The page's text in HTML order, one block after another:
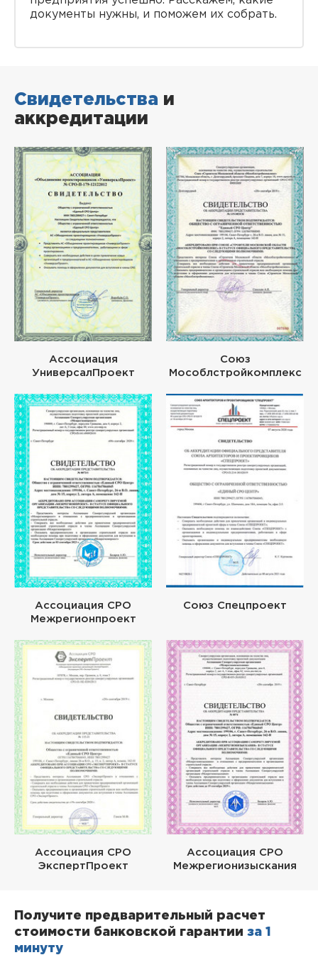
документы нужны, и поможем их собрать.
Свидетельства и
аккредитации
Ассоциация
УниверсалПроект
Союз
Мособлстройкомплекс
Ассоциация СРО
Межрегионпроект
Союз Спецпроект
Ассоциация СРО
ЭкспертПроект
Ассоциация СРО
Межрегионизыскания
Получите предварительный расчет
стоимости банковской гарантии за 1
минуту